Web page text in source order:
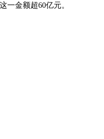
一金额超60亿元。